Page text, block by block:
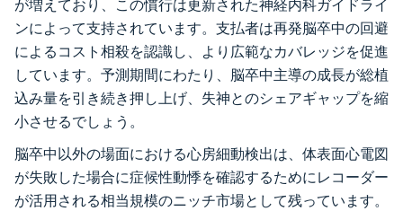
が増えており、この慣行は更新された神経内科ガイドライ
ンによって支持されています。支払者は再発脳卒中の回避
によるコスト相殺を認識し、より広範なカバレッジを促進
しています。予測期間にわたり、脳卒中主導の成長が総植
込み量を引き続き押し上げ、失神とのシェアギャップを縮
小させるでしょう。
脳卒中以外の場面における心房細動検出は、体表面心電図
が失敗した場合に症候性動悸を確認するためにレコーダー
が活用される相当規模のニッチ市場として残っています。